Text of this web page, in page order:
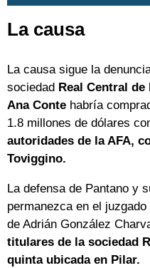
La causa
La causa sigue la
sociedad Real Central
Ana Conte habría
1.8 millones de dólares
autoridades de la AFA,
Toviggino.
La defensa de Pantano y
permanezca en el
de Adrián González
titulares de la sociedad
quinta ubicada en Pilar.